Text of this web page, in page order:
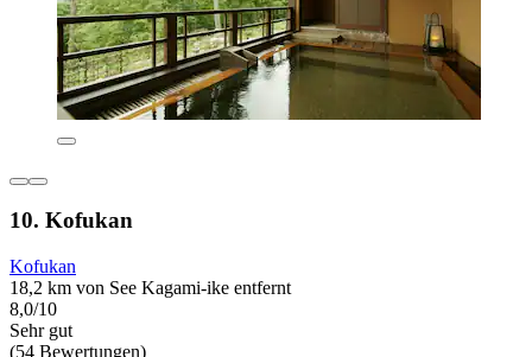
10. Kofukan
Kofukan
18,2 km von See Kagami-ike entfernt
8,0/10
Sehr gut
(54 Bewertungen)